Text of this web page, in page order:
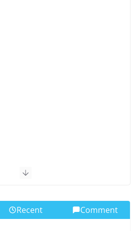
Recent Comment